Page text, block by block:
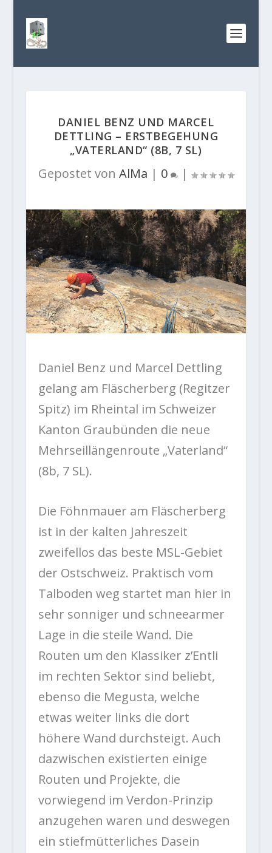
DANIEL BENZ UND MARCEL
DETTLING – ERSTBEGEHUNG
„VATERLAND“ (8B, 7 SL)
Gepostet von AlMa | 0 |
Daniel Benz und Marcel Dettling
gelang am Fläscherberg (Regitzer
Spitz) im Rheintal im Schweizer
Kanton Graubünden die neue
Mehrseillängenroute „Vaterland“
(8b, 7 SL).
Die Föhnmauer am Fläscherberg
ist in der kalten Jahreszeit
zweifellos das beste MSL-Gebiet
der Ostschweiz. Praktisch vom
Talboden weg startet man hier in
sehr sonniger und schneearmer
Lage in die steile Wand. Die
Routen um den Klassiker z’Entli
im rechten Sektor sind beliebt,
ebenso die Megusta, welche
etwas weiter links die dort
höhere Wand durchsteigt. Auch
dazwischen existierten einige
Routen und Projekte, die
vorwiegend im Verdon-Prinzip
anzugehen waren und deswegen
ein stiefmütterliches Dasein